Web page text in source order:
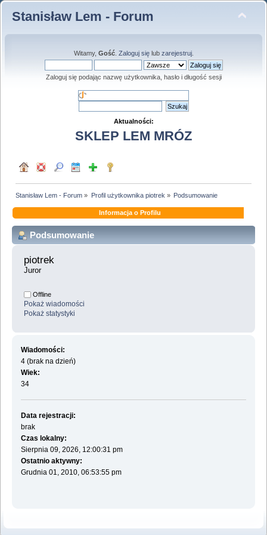
Stanisław Lem - Forum
Witamy, Gość. Zaloguj sięlub zarejestruj.
Zaloguj się podając nazwę użytkownika, hasło i długość sesji
Aktualności:
SKLEP LEM MRÓZ
Stanisław Lem - Forum » Profil użytkownika piotrek » Podsumowanie
Informacja o Profilu
Podsumowanie
piotrek
Juror
Offline
Pokaż wiadomości
Pokaż statystyki
Wiadomości:
4 (brak na dzień)
Wiek:
34
Data rejestracji:
brak
Czas lokalny:
Sierpnia 09, 2026, 12:00:31 pm
Ostatnio aktywny:
Grudnia 01, 2010, 06:53:55 pm